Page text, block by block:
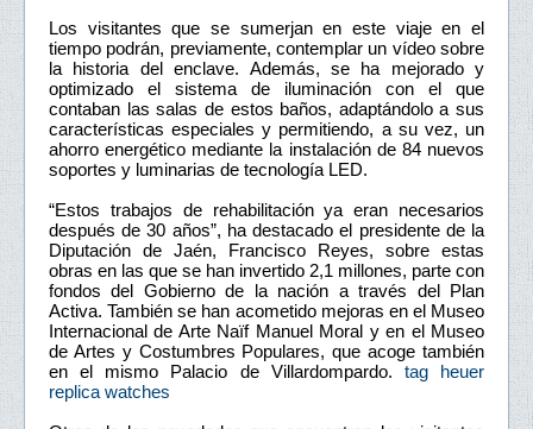
Los visitantes que se sumerjan en este viaje en el
tiempo podrán, previamente, contemplar un vídeo sobre
la historia del enclave. Además, se ha mejorado y
optimizado el sistema de iluminación con el que
contaban las salas de estos baños, adaptándolo a sus
características especiales y permitiendo, a su vez, un
ahorro energético mediante la instalación de 84 nuevos
soportes y luminarias de tecnología LED.
“Estos trabajos de rehabilitación ya eran necesarios
después de 30 años”, ha destacado el presidente de la
Diputación de Jaén, Francisco Reyes, sobre estas
obras en las que se han invertido 2,1 millones, parte con
fondos del Gobierno de la nación a través del Plan
Activa. También se han acometido mejoras en el Museo
Internacional de Arte Naïf Manuel Moral y en el Museo
de Artes y Costumbres Populares, que acoge también
en el mismo Palacio de Villardompardo. tag heuer
replica watches